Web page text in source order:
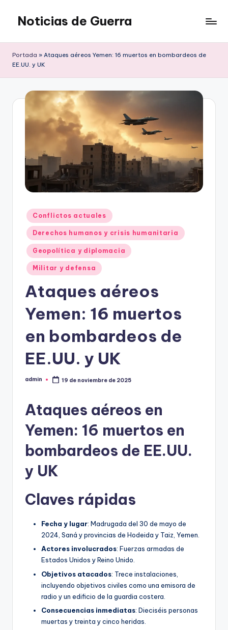
Saltar
contenido
Noticias de Guerra
Portada » Ataques aéreos Yemen: 16 muertos en bombardeos de
EE.UU. y UK
Publicado
en
Conflictos actuales
Derechos humanos y crisis humanitaria
Geopolítica y diplomacia
Militar y defensa
Ataques aéreos
Yemen: 16 muertos
en bombardeos de
EE.UU. y UK
Publicado
admin 19 de noviembre de 2025
Ataques aéreos en
Yemen: 16 muertos en
bombardeos de EE.UU.
y UK
Claves rápidas
Fecha y lugar: Madrugada del 30 de mayo de
2024, Saná y provincias de Hodeida y Taiz, Yemen.
Actores involucrados: Fuerzas armadas de
Estados Unidos y Reino Unido.
Objetivos atacados: Trece instalaciones,
incluyendo objetivos civiles como una emisora de
radio y un edificio de la guardia costera.
Consecuencias inmediatas: Dieciséis personas
muertas y treinta y cinco heridas.